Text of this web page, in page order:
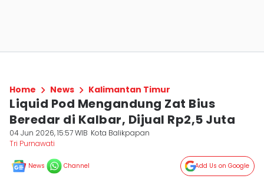
Home News Kalimantan Timur
Liquid Pod Mengandung Zat Bius
Beredar di Kalbar, Dijual Rp2,5 Juta
04 Jun 2026, 15:57 WIB Kota Balikpapan
Tri Purnawati
News Channel Add Us on Google